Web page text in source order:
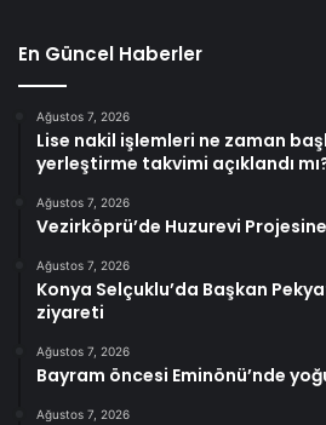
En Güncel Haberler
Ağustos 7, 2026
Lise nakil işlemleri ne zaman
yerleştirme takvimi açıklandı
Ağustos 7, 2026
Vezirköprü’de Huzurevi
Ağustos 7, 2026
Konya Selçuklu’da Başkan
ziyareti
Ağustos 7, 2026
Bayram öncesi Eminönü’nde
Ağustos 7, 2026